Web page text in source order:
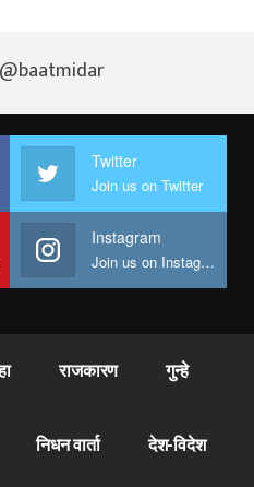
@baatmidar
Twitter
Join us on Twitter
Instagram
Join us on Instagram
राजकारण गुन्हे
निधन वार्ता देश-विदेश